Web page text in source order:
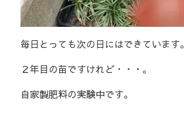
毎日とっても次の日にはできています。
２年目の苗ですけれど・・・。
自家製肥料の実験中です。